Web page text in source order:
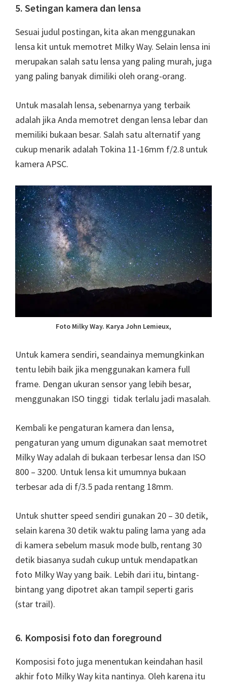
5. Setingan kamera dan lensa
Sesuai judul postingan, kita akan menggunakan
lensa kit untuk memotret Milky Way. Selain lensa ini
merupakan salah satu lensa yang paling murah, juga
yang paling banyak dimiliki oleh orang-orang.
Untuk masalah lensa, sebenarnya yang terbaik
adalah jika Anda memotret dengan lensa lebar dan
memiliki bukaan besar. Salah satu alternatif yang
cukup menarik adalah Tokina 11-16mm f/2.8 untuk
kamera APSC.
Foto Milky Way. Karya John Lemieux,
Untuk kamera sendiri, seandainya memungkinkan
tentu lebih baik jika menggunakan kamera full
frame. Dengan ukuran sensor yang lebih besar,
menggunakan ISO tinggi tidak terlalu jadi masalah.
Kembali ke pengaturan kamera dan lensa,
pengaturan yang umum digunakan saat memotret
Milky Way adalah di bukaan terbesar lensa dan ISO
800 – 3200. Untuk lensa kit umumnya bukaan
terbesar ada di f/3.5 pada rentang 18mm.
Untuk shutter speed sendiri gunakan 20 – 30 detik,
selain karena 30 detik waktu paling lama yang ada
di kamera sebelum masuk mode bulb, rentang 30
detik biasanya sudah cukup untuk mendapatkan
foto Milky Way yang baik. Lebih dari itu, bintang-
bintang yang dipotret akan tampil seperti garis
(star trail).
6. Komposisi foto dan foreground
Komposisi foto juga menentukan keindahan hasil
akhir foto Milky Way kita nantinya. Oleh karena itu